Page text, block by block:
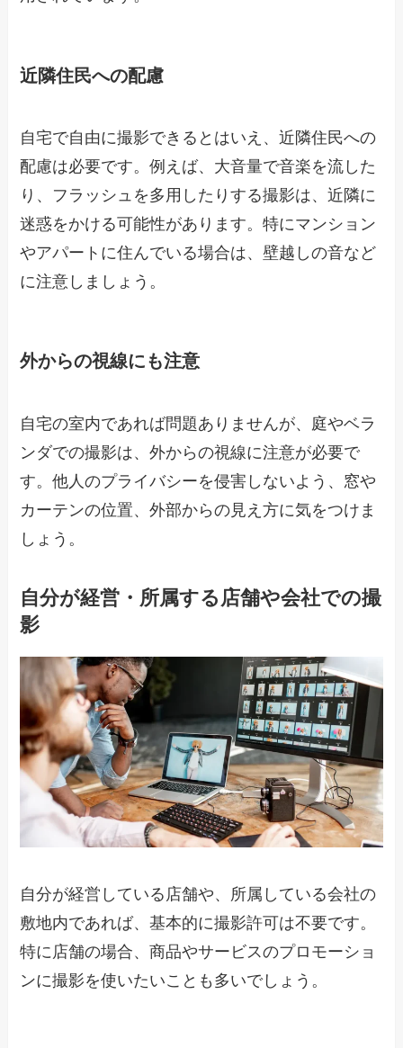
近隣住民への配慮
自宅で自由に撮影できるとはいえ、近隣住民への
配慮は必要です。例えば、大音量で音楽を流した
り、フラッシュを多用したりする撮影は、近隣に
迷惑をかける可能性があります。特にマンション
やアパートに住んでいる場合は、壁越しの音など
に注意しましょう。
外からの視線にも注意
自宅の室内であれば問題ありませんが、庭やベラ
ンダでの撮影は、外からの視線に注意が必要で
す。他人のプライバシーを侵害しないよう、窓や
カーテンの位置、外部からの見え方に気をつけま
しょう。
自分が経営・所属する店舗や会社での撮
影
自分が経営している店舗や、所属している会社の
敷地内であれば、基本的に撮影許可は不要です。
特に店舗の場合、商品やサービスのプロモーショ
ンに撮影を使いたいことも多いでしょう。